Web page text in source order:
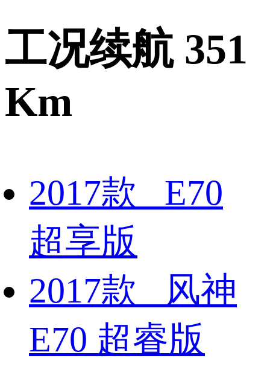
工况续航 351
Km
2017款 E70
超享版
2017款 风神
E70 超睿版